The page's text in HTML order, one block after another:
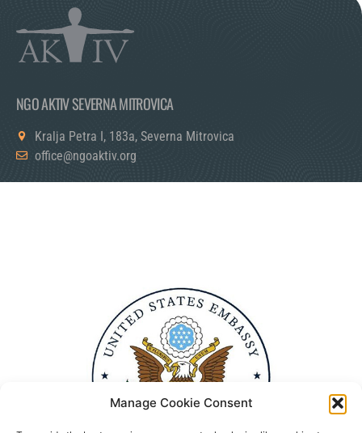
Manage Cookie Consent
NGO AKTIV SEVERNA MITROVICA
Kralja Petra I, 183a, Severna Mitrovica
office@ngoaktiv.org